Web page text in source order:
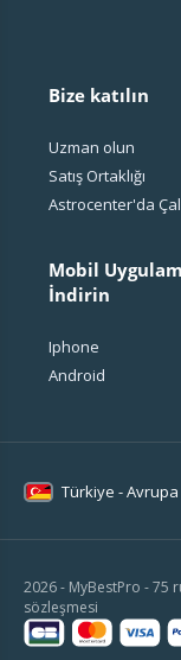
Bize katılın
Uzman olun
Satış Ortaklığı
Astrocenter'da
Mobil
İndirin
Iphone
Android
Türkiye - Avrupa
2026 - MyBestPro - 75
sözleşmesi